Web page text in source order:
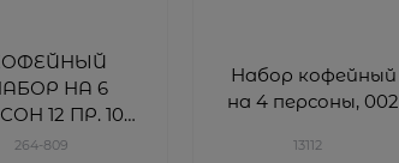
НА 6
12 ПР. 100
МЛ.
264-809
Набор кофейный
на 4 персоны, 002
13112